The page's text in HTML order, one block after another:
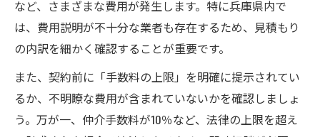
など、さまざまな費用が発生します。特に兵庫県内で
は、費用説明が不十分な業者も存在するため、見積もり
の内訳を細かく確認することが重要です。
また、契約前に「手数料の上限」を明確に提示されてい
るか、不明瞭な費用が含まれていないかを確認しましょ
う。万が一、仲介手数料が10％など、法律の上限を超え